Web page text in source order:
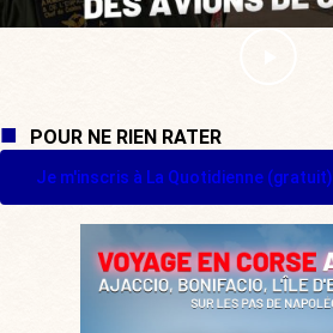
POUR NE RIEN RATER
Je m'inscris à La Quotidienne (gratuit)